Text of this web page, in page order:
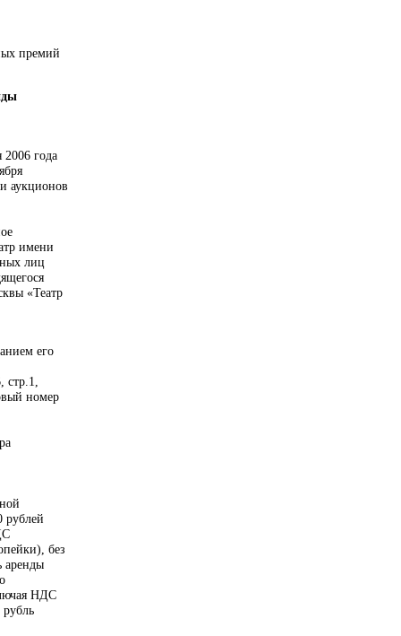
премий
2006 года
аукционов
имени
лиц
«Театр
его
номер
рублей
без
аренды
НДС
рубль